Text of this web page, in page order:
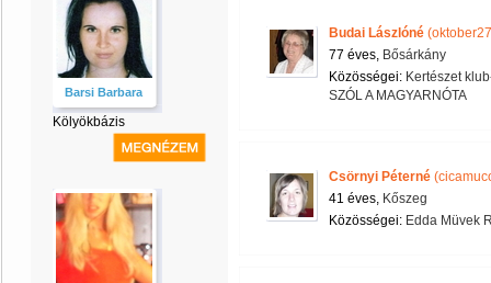
Barsi Barbara
Kölyökbázis
Budai Lászlóné
77 éves, Bősárkány
Közösségei: Kertészet
SZÓL A MAGYARNÓTA
Csörnyi Péterné
41 éves, Kőszeg
Közösségei: Edda Müvek